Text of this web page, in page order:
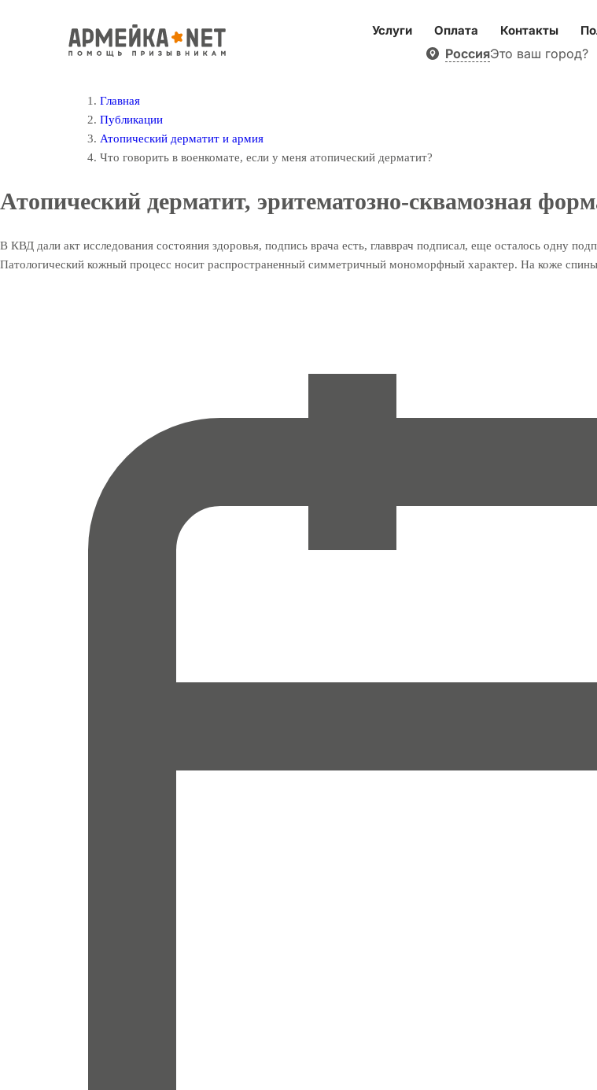
Услуги Оплата Контакты
РоссияЭто ваш город?
Главная
Публикации
Атопический дерматит и армия
Что говорить в военкомате, если у меня атопический дерматит?
Атопический дерматит, эритематозно-сквамозная
В КВД дали акт исследования состояния здоровья, подпись врача есть, главврач подписал, еще осталось одну
Патологический кожный процесс носит распространенный симметричный мономорфный характер. На коже